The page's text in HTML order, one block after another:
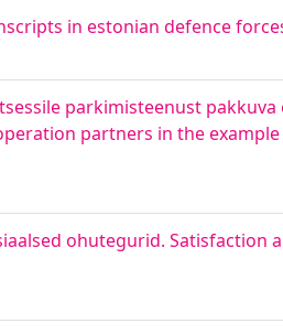
in estonian defence
parkimisteenust
partners in the
ohutegurid. Satisfaction